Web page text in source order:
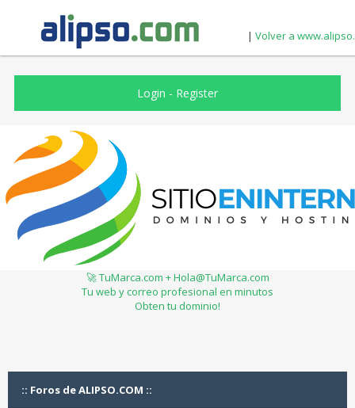
| Volver a
Login - Register
🚀 TuMarca.com + Hola@TuMarca.com
Tu web y correo profesional en minutos
Obten tu dominio!
:: Foros de ALIPSO.COM ::